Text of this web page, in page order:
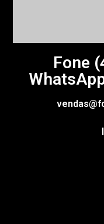
Fone